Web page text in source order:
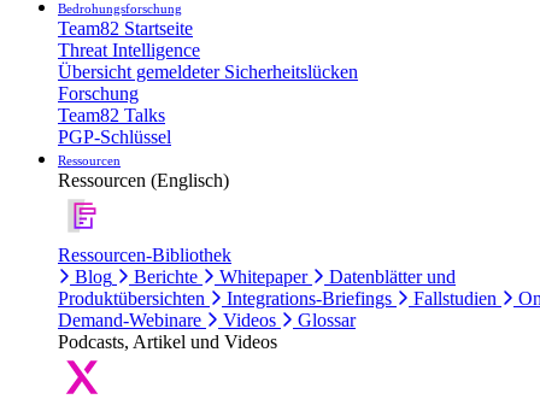
Bedrohungsforschung
Team82 Startseite
Threat Intelligence
Übersicht gemeldeter Sicherheitslücken
Forschung
Team82 Talks
PGP-Schlüssel
Ressourcen
Ressourcen (Englisch)
Ressourcen-Bibliothek
Blog
Berichte Whitepaper
Datenblätter und
Produktübersichten
Integrations-Briefings Fallstudien
Demand-Webinare
Videos
Glossar
Podcasts, Artikel und Videos